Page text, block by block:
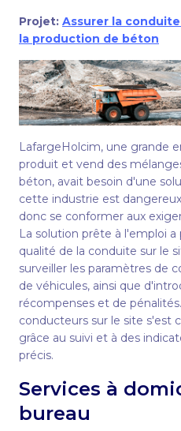
Projet: Assurer la
la production de béton
LafargeHolcim, une grande
produit et vend des
béton, avait besoin d'une
cette industrie est
donc se conformer aux
La solution prête à l'emploi
qualité de la conduite sur le
surveiller les paramètres de
de véhicules, ainsi que
récompenses et de
conducteurs sur le site s'est
grâce au suivi et à des
précis.
Services à
bureau